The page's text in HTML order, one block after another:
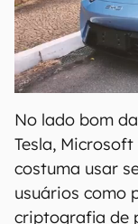
No lado bom
Tesla,
costuma usar
usuários como
criptografia de